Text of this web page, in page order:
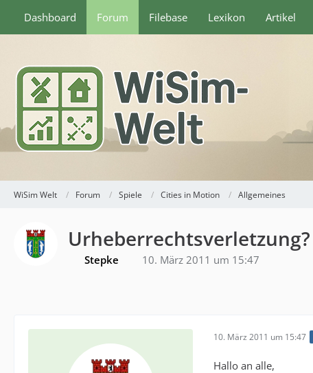
Dashboard Forum Filebase Lexikon Artikel
WiSim Welt Forum Spiele Cities in Motion Allgemeines
Urheberrechtsverletzung?
Stepke 10. März 2011 um 15:47
10. März 2011 um 15:47
Hallo an alle,